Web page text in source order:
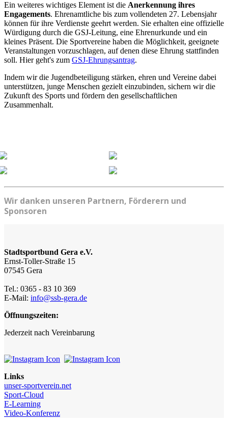
Ein weiteres wichtiges Element ist die Anerkennung ihres
Engagements. Ehrenamtliche bis zum vollendeten 27. Lebensjahr
können für ihre Verdienste geehrt werden. Sie erhalten eine offizielle
Würdigung durch die GSJ-Leitung, eine Ehrenurkunde und ein
kleines Präsent. Die Sportvereine haben die Möglichkeit, geeignete
Veranstaltungen vorzuschlagen, auf denen diese Ehrung stattfinden
soll. Hier geht's zum GSJ-Ehrungsantrag.
Indem wir die Jugendbeteiligung stärken, ehren und Vereine dabei
unterstützen, junge Menschen gezielt einzubinden, sichern wir die
Zukunft des Sports und fördern den gesellschaftlichen
Zusammenhalt.
Wir danken unseren Partnern, Förderern und
Sponsoren
Stadtsportbund Gera e.V.
Ernst-Toller-Straße 15
07545 Gera
Tel.: 0365 - 83 10 369
E-Mail: info@ssb-gera.de
Öffnungszeiten:
Jederzeit nach Vereinbarung
Links
unser-sportverein.net
Sport-Cloud
E-Learning
Video-Konferenz